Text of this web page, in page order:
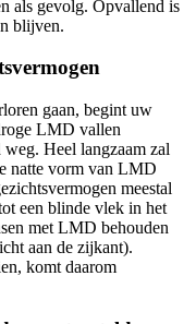
als gevolg. Opvallend is
blijven.
gaan, begint uw
LMD vallen
Heel langzaam zal
natte vorm van LMD
meestal
een blinde vlek in het
met LMD behouden
aan de zijkant).
komt daarom